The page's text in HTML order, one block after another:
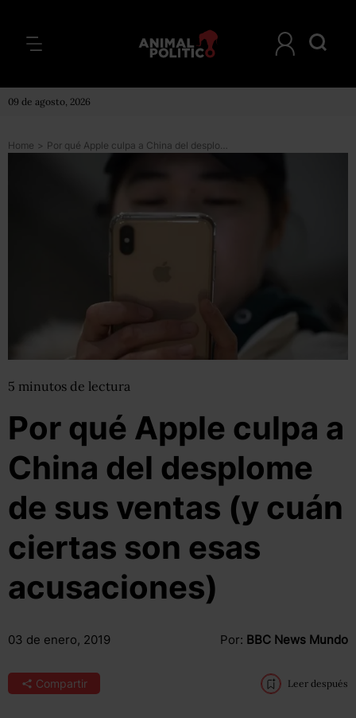
09 de agosto, 2026
Home > Por qué Apple culpa a China del desplome de sus ventas (y cuán ciertas son esas acusaciones)
5 minutos de lectura
Por qué Apple culpa a
China del desplome
de sus ventas (y cuán
ciertas son esas
acusaciones)
03 de enero, 2019 Por: BBC News Mundo
Compartir Leer después